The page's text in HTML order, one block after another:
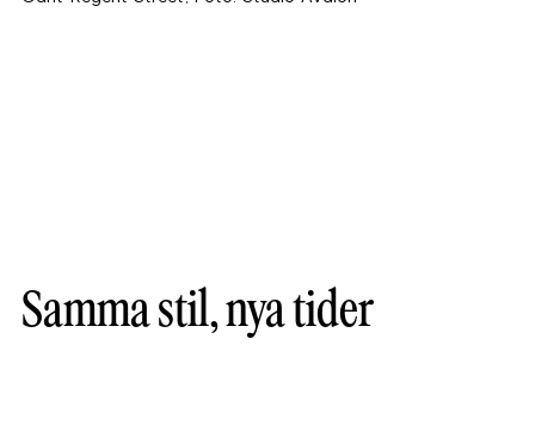
Samma stil, nya tider